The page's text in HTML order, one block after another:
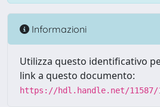
Informazioni
Utilizza questo identificativo
link a questo documento:
https://hdl.handle.net/11587/